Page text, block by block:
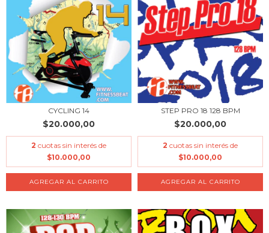
CYCLING 14
$20.000,00
2 cuotas sin interés de
$10.000,00
STEP PRO 18 128 BPM
$20.000,00
2 cuotas sin interés de
$10.000,00